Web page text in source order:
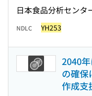
日本食品分析センタ
NDLC YH253
2040
の確保
作成支